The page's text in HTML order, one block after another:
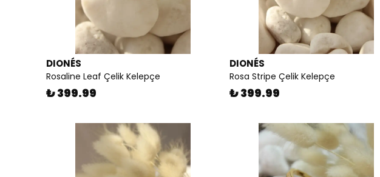
DIONÉS
Rosaline Leaf Çelik Kelepçe
₺ 399.99
DIONÉS
Rosa Stripe Çelik Kelepçe
₺ 399.99